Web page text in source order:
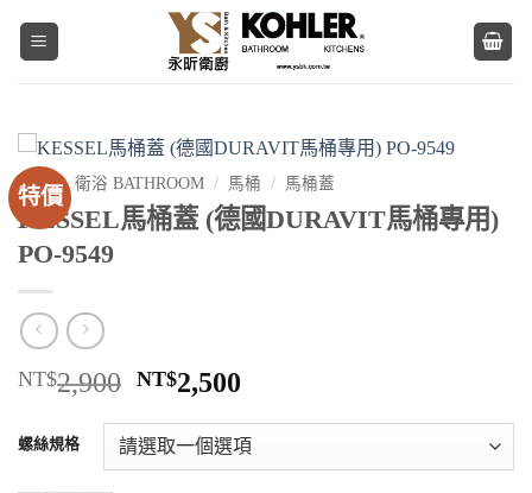
特價
首頁 / 衛浴 BATHROOM / 馬桶 / 馬桶蓋
KESSEL馬桶蓋 (德國DURAVIT馬桶專用)
PO-9549
NT$2,900 原
價
格：
NT$2,500
價
格：
螺絲規格